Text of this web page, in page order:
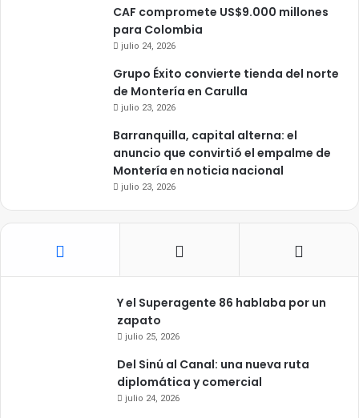
CAF compromete US$9.000 millones
para Colombia
julio 24, 2026
Grupo Éxito convierte tienda del norte
de Montería en Carulla
julio 23, 2026
Barranquilla, capital alterna: el
anuncio que convirtió el empalme de
Montería en noticia nacional
julio 23, 2026
Y el Superagente 86 hablaba por un
zapato
julio 25, 2026
Del Sinú al Canal: una nueva ruta
diplomática y comercial
julio 24, 2026